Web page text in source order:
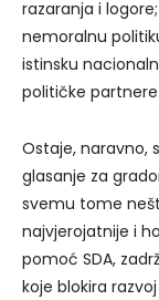
razaranja i
nemoralnu
istinsku
političke partnere.
Ostaje, naravno,
glasanje za
svemu tome
najvjerojatnije i
pomoć SDA,
koje blokira